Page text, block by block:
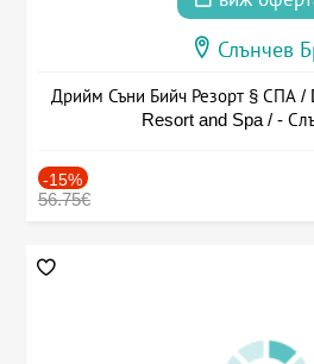
Слънчев
Дрийм Съни Бийч Резорт § СПА
Resort and Spa / -
-15%
56.75€